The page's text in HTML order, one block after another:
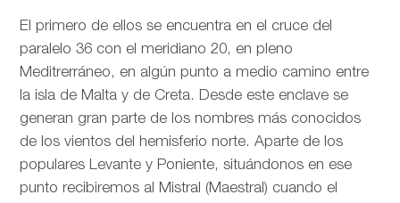
El primero de ellos se encuentra en el cruce del
paralelo 36 con el meridiano 20, en pleno
Meditrerráneo, en algún punto a medio camino entre
la isla de Malta y de Creta. Desde este enclave se
generan gran parte de los nombres más conocidos
de los vientos del hemisferio norte. Aparte de los
populares Levante y Poniente, situándonos en ese
punto recibiremos al Mistral (Maestral) cuando el